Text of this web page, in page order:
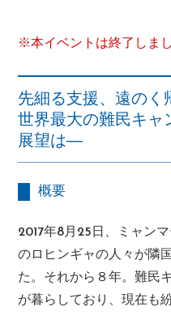
※本イベントは終了しま
先細る支援、遠のく
世界最大の難民キャ
展望は―
概要
2017年8月25日、ミャン
のロヒンギャの人々が隣
た。それから８年。難民
が暮らしており、現在も